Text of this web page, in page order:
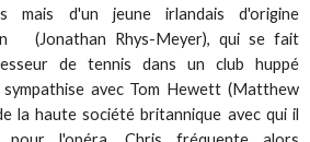
mais d'un jeune irlandais d'origine
(Jonathan Rhys-Meyer), qui se fait
de tennis dans un club huppé
avec Tom Hewett (Matthew
la haute société britannique avec qui il